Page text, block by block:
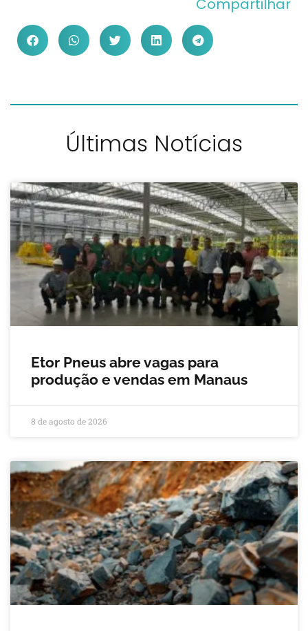
Compartilhar
Últimas Notícias
Etor Pneus abre vagas para
produção e vendas em Manaus
8 de agosto de 2026